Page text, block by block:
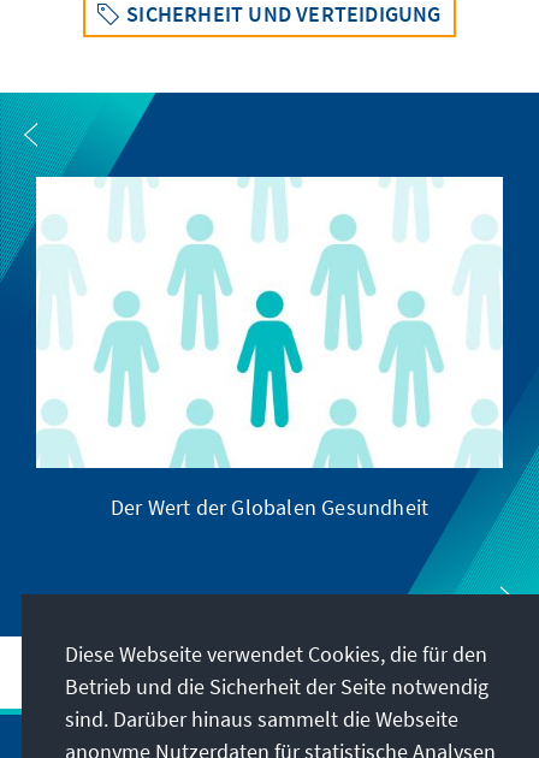
SICHERHEIT UND VERTEIDIGUNG
Der Wert der Globalen Gesundheit
Diese Webseite verwendet Cookies, die für den
Betrieb und die Sicherheit der Seite notwendig
sind. Darüber hinaus sammelt die Webseite
anonyme Nutzerdaten für statistische Analysen